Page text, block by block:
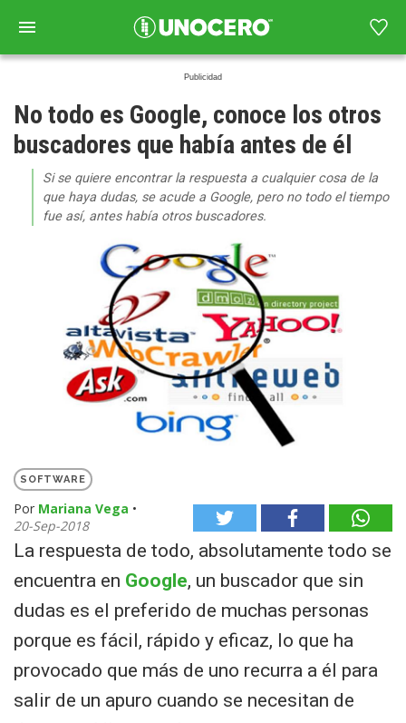
No todo es Google, conoce los otros
buscadores que había antes de él
Si se quiere encontrar la respuesta a cualquier cosa de la
que haya dudas, se acude a Google, pero no todo el tiempo
fue así, antes había otros buscadores.
SOFTWARE
Por Mariana Vega •
20-Sep-2018
La respuesta de todo, absolutamente todo se
encuentra en Google, un buscador que sin
dudas es el preferido de muchas personas
porque es fácil, rápido y eficaz, lo que ha
provocado que más de uno recurra a él para
salir de un apuro cuando se necesitan de